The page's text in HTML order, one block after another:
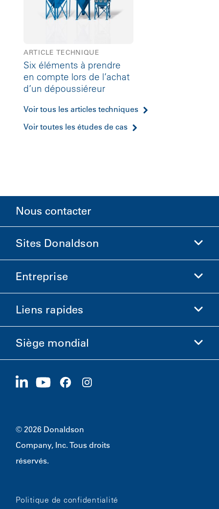
ARTICLE TECHNIQUE
Six éléments à prendre
en compte lors de l’achat
d’un dépoussiéreur
Voir tous les articles techniques
Voir toutes les études de cas
Nous contacter
Sites Donaldson
Donaldson Sciences de la vie
Entreprise
Informations sur l'entreprise
Carrières
Liens rapides
Investisseurs
Développement durable
Siège mondial
1400 W 94th Street
© 2026 Donaldson
Company, Inc. Tous droits
réservés.
Politique de confidentialité